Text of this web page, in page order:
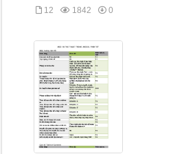
12 1842 0